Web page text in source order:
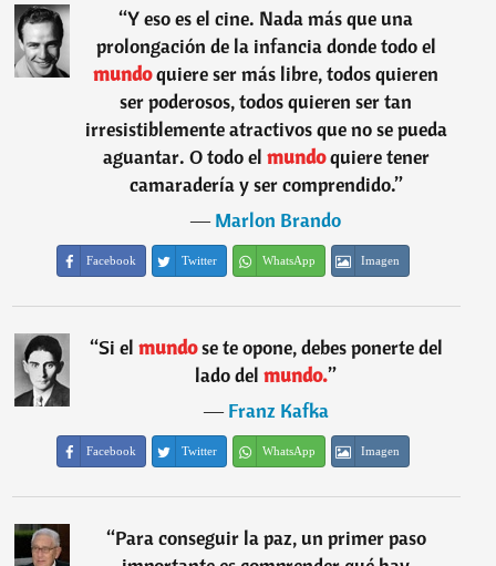
“Y eso es el cine. Nada más que una
prolongación de la infancia donde todo el
mundoquiere ser más libre, todos quieren
ser poderosos, todos quieren ser tan
irresistiblemente atractivos que no se pueda
aguantar. O todo el mundoquiere tener
camaradería y ser comprendido.”
―Marlon Brando
Facebook Twitter WhatsApp Imagen
“Si el mundose te opone, debes ponerte del
lado del mundo.”
―Franz Kafka
Facebook Twitter WhatsApp Imagen
“Para conseguir la paz, un primer paso